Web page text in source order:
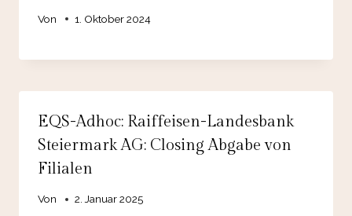
Von 1. Oktober 2024
EQS-Adhoc: Raiffeisen-Landesbank
Steiermark AG: Closing Abgabe von
Filialen
Von 2. Januar 2025